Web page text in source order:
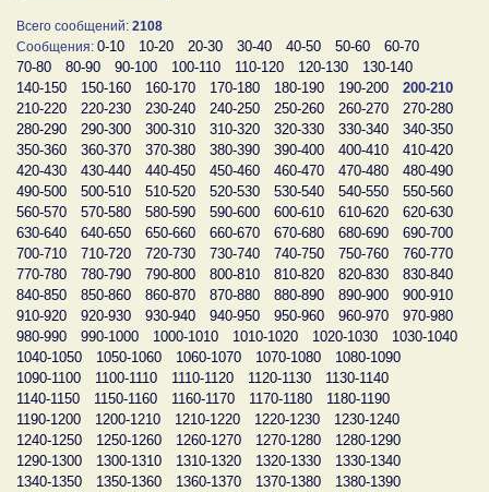
Всего сообщений: 2108
Сообщения: 0-10 10-20 20-30 30-40 40-50 50-60
60-70
70-80
80-90 90-100 100-110 110-120 120-130
130-140
140-150
150-160 160-170 170-180 180-190 190-200
200-210
210-220
220-230 230-240 240-250 250-260 260-270
270-280
280-290
290-300 300-310 310-320 320-330 330-340
340-350
350-360
360-370 370-380 380-390 390-400 400-410
410-420
420-430
430-440 440-450 450-460 460-470 470-480
480-490
490-500
500-510 510-520 520-530 530-540 540-550
550-560
560-570
570-580 580-590 590-600 600-610 610-620
620-630
630-640
640-650 650-660 660-670 670-680 680-690
690-700
700-710
710-720 720-730 730-740 740-750 750-760
760-770
770-780
780-790 790-800 800-810 810-820 820-830
830-840
840-850
850-860 860-870 870-880 880-890 890-900
900-910
910-920
920-930 930-940 940-950 950-960 960-970
970-980
980-990
990-1000 1000-1010 1010-1020 1020-1030
1030-1040
1040-1050
1050-1060 1060-1070 1070-1080
1080-1090
1090-1100
1100-1110 1110-1120 1120-1130
1130-1140
1140-1150
1150-1160 1160-1170 1170-1180
1180-1190
1190-1200
1200-1210 1210-1220 1220-1230
1230-1240
1240-1250
1250-1260 1260-1270 1270-1280
1280-1290
1290-1300
1300-1310 1310-1320 1320-1330
1330-1340
1340-1350
1350-1360 1360-1370 1370-1380
1380-1390